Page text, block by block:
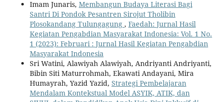
Imam Junaris, Membangun Budaya Literasi Bagi
Santri Di Pondok Pesantren Sirojut Tholibin
Plosokandang Tulungagung , Faedah: Jurnal Hasil
Kegiatan Pengabdian Masyarakat Indonesia: Vol. 1 No.
1 (2023): Februari : Jurnal Hasil Kegiatan Pengabdian
Masyarakat Indonesia
Sri Watini, Alawiyah Alawiyah, Andriyanti Andriyanti,
Bibin Siti Maturrohmah, Ekawati Andayani, Mira
Humayrah, Yazid Yazid, Strategi Pembelajaran
Mendalam Kontekstual Model ASYIK, ATIK, dan